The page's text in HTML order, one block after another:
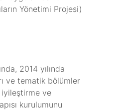
Yönetimi Projesi)
2014 yılında
ve tematik bölümler
iyileştirme ve
kurulumunu